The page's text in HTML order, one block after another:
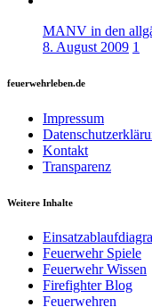
MANV in den
8. August 2009 1
feuerwehrleben.de
Impressum
Kontakt
Transparenz
Weitere Inhalte
Feuerwehr Spiele
Feuerwehr Wissen
Firefighter Blog
Feuerwehren